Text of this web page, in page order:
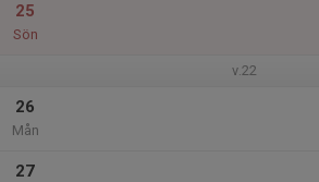
25
Sön
v.22
26
Mån
27